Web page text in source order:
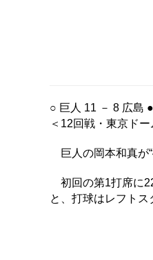
○ 巨人 11 － 8 広島 ●
＜12回戦・東京ドー
巨人の岡本和真が
初回の第1打席に
と、打球はレフトス